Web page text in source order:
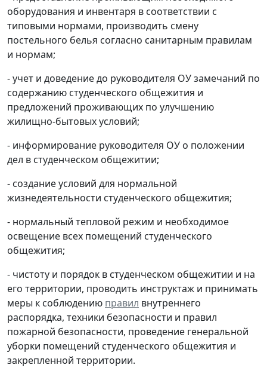
оборудования и инвентаря в соответствии с
типовыми нормами, производить смену
постельного белья согласно санитарным правилам
и нормам;
- учет и доведение до руководителя ОУ замечаний по
содержанию студенческого общежития и
предложений проживающих по улучшению
жилищно-бытовых условий;
- информирование руководителя ОУ о положении
дел в студенческом общежитии;
- создание условий для нормальной
жизнедеятельности студенческого общежития;
- нормальный тепловой режим и необходимое
освещение всех помещений студенческого
общежития;
- чистоту и порядок в студенческом общежитии и на
его территории, проводить инструктаж и принимать
меры к соблюдению правил внутреннего
распорядка, техники безопасности и правил
пожарной безопасности, проведение генеральной
уборки помещений студенческого общежития и
закрепленной территории.